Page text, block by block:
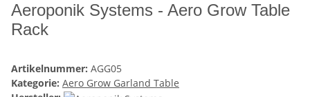
Aeroponik Systems - Aero Grow Table
Rack
Artikelnummer: AGG05
Kategorie: Aero Grow Garland Table